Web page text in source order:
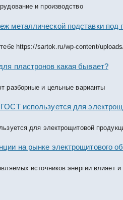
и производство
металлической подставки
https://sartok.ru/wp-content/
пластронов какая бывает?
разборные и цельные варианты
ГОСТ используется для
для электрощитовой
на рынке электрощитового
источников энергии влияет